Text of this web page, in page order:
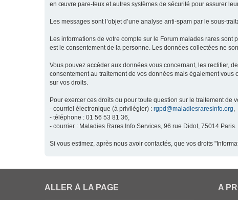
en œuvre pare-feux et autres systèmes de sécurité pour assurer
Les messages sont l’objet d’une analyse anti-spam par le sous-
Les informations de votre compte sur le Forum malades rares
est le consentement de la personne. Les données collectées ne
Vous pouvez accéder aux données vous concernant, les rectifier,
consentement au traitement de vos données mais également
sur vos droits.
Pour exercer ces droits ou pour toute question sur le traitement
- courriel électronique (à privilégier) : rgpd@maladiesraresinfo.org,
- téléphone : 01 56 53 81 36,
- courrier : Maladies Rares Info Services, 96 rue Didot, 75014 Paris.
Si vous estimez, après nous avoir contactés, que vos droits
ALLER À LA PAGE A